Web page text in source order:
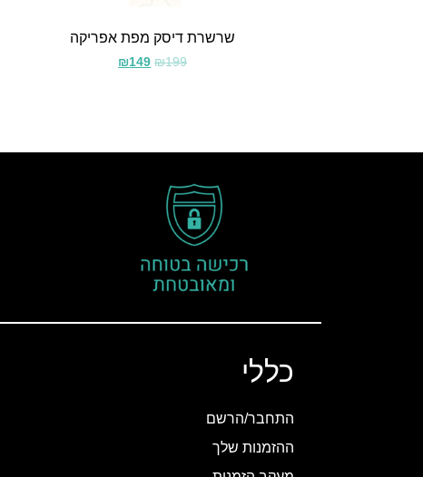
שרשרת דיסק מפת אפריקה
₪199
₪149
כללי
התחבר/הרשם
ההזמנות שלך